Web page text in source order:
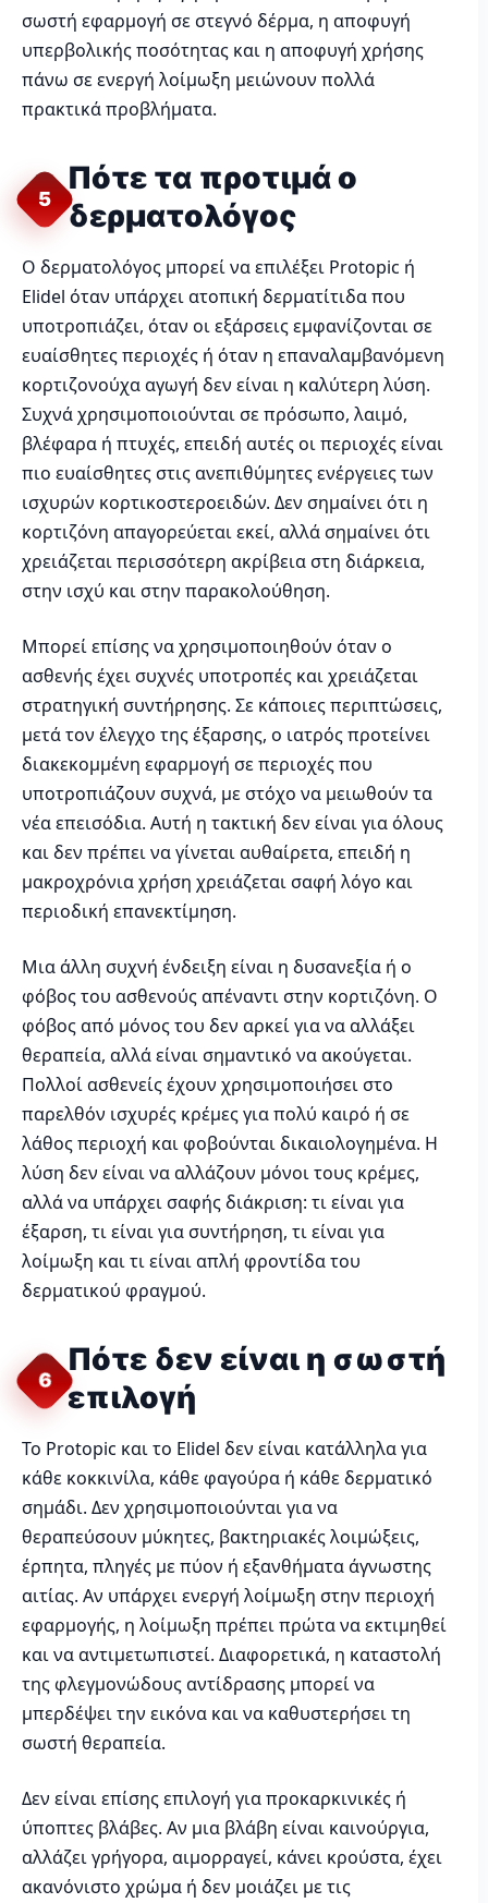
σωστή εφαρμογή σε στεγνό δέρμα, η αποφυγή
υπερβολικής ποσότητας και η αποφυγή χρήσης
πάνω σε ενεργή λοίμωξη μειώνουν πολλά
πρακτικά προβλήματα.
5
Πότε τα προτιμά ο
δερματολόγος
Ο δερματολόγος μπορεί να επιλέξει Protopic ή
Elidel όταν υπάρχει ατοπική δερματίτιδα που
υποτροπιάζει, όταν οι εξάρσεις εμφανίζονται σε
ευαίσθητες περιοχές ή όταν η επαναλαμβανόμενη
κορτιζονούχα αγωγή δεν είναι η καλύτερη λύση.
Συχνά χρησιμοποιούνται σε πρόσωπο, λαιμό,
βλέφαρα ή πτυχές, επειδή αυτές οι περιοχές είναι
πιο ευαίσθητες στις ανεπιθύμητες ενέργειες των
ισχυρών κορτικοστεροειδών. Δεν σημαίνει ότι η
κορτιζόνη απαγορεύεται εκεί, αλλά σημαίνει ότι
χρειάζεται περισσότερη ακρίβεια στη διάρκεια,
στην ισχύ και στην παρακολούθηση.
Μπορεί επίσης να χρησιμοποιηθούν όταν ο
ασθενής έχει συχνές υποτροπές και χρειάζεται
στρατηγική συντήρησης. Σε κάποιες περιπτώσεις,
μετά τον έλεγχο της έξαρσης, ο ιατρός προτείνει
διακεκομμένη εφαρμογή σε περιοχές που
υποτροπιάζουν συχνά, με στόχο να μειωθούν τα
νέα επεισόδια. Αυτή η τακτική δεν είναι για όλους
και δεν πρέπει να γίνεται αυθαίρετα, επειδή η
μακροχρόνια χρήση χρειάζεται σαφή λόγο και
περιοδική επανεκτίμηση.
Μια άλλη συχνή ένδειξη είναι η δυσανεξία ή ο
φόβος του ασθενούς απέναντι στην κορτιζόνη. Ο
φόβος από μόνος του δεν αρκεί για να αλλάξει
θεραπεία, αλλά είναι σημαντικό να ακούγεται.
Πολλοί ασθενείς έχουν χρησιμοποιήσει στο
παρελθόν ισχυρές κρέμες για πολύ καιρό ή σε
λάθος περιοχή και φοβούνται δικαιολογημένα. Η
λύση δεν είναι να αλλάζουν μόνοι τους κρέμες,
αλλά να υπάρχει σαφής διάκριση: τι είναι για
έξαρση, τι είναι για συντήρηση, τι είναι για
λοίμωξη και τι είναι απλή φροντίδα του
δερματικού φραγμού.
6
Πότε δεν είναι η σωστή
επιλογή
Το Protopic και το Elidel δεν είναι κατάλληλα για
κάθε κοκκινίλα, κάθε φαγούρα ή κάθε δερματικό
σημάδι. Δεν χρησιμοποιούνται για να
θεραπεύσουν μύκητες, βακτηριακές λοιμώξεις,
έρπητα, πληγές με πύον ή εξανθήματα άγνωστης
αιτίας. Αν υπάρχει ενεργή λοίμωξη στην περιοχή
εφαρμογής, η λοίμωξη πρέπει πρώτα να εκτιμηθεί
και να αντιμετωπιστεί. Διαφορετικά, η καταστολή
της φλεγμονώδους αντίδρασης μπορεί να
μπερδέψει την εικόνα και να καθυστερήσει τη
σωστή θεραπεία.
Δεν είναι επίσης επιλογή για προκαρκινικές ή
ύποπτες βλάβες. Αν μια βλάβη είναι καινούργια,
αλλάζει γρήγορα, αιμορραγεί, κάνει κρούστα, έχει
ακανόνιστο χρώμα ή δεν μοιάζει με τις